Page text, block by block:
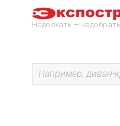
Надо ехать — надо